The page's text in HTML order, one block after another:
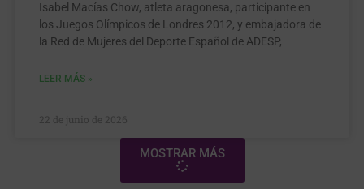
Isabel Macías Chow, atleta aragonesa, participante en
los Juegos Olímpicos de Londres 2012, y embajadora de
la Red de Mujeres del Deporte Español de ADESP,
LEER MÁS »
22 de junio de 2026
MOSTRAR MÁS